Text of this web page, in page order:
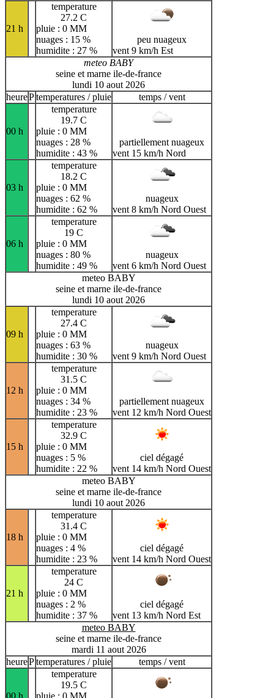
21 h
temperature
27.2 C
pluie : 0 MM
nuages : 15 %
humidite : 27 %
peu nuageux
vent 9 km/h Est
meteo BABY
seine et marne ile-de-france
lundi 10 aout 2026
heurePtemperatures / pluie temps / vent
00 h
temperature
19.7 C
pluie : 0 MM
nuages : 28 %
humidite : 43 %
partiellement nuageux
vent 15 km/h Nord
03 h
temperature
18.2 C
pluie : 0 MM
nuages : 62 %
humidite : 62 %
nuageux
vent 8 km/h Nord Ouest
06 h
temperature
19 C
pluie : 0 MM
nuages : 80 %
humidite : 49 %
nuageux
vent 6 km/h Nord Ouest
meteo BABY
seine et marne ile-de-france
lundi 10 aout 2026
09 h
temperature
27.4 C
pluie : 0 MM
nuages : 63 %
humidite : 30 %
nuageux
vent 9 km/h Nord Ouest
12 h
temperature
31.5 C
pluie : 0 MM
nuages : 34 %
humidite : 23 %
partiellement nuageux
vent 12 km/h Nord Ouest
15 h
temperature
32.9 C
pluie : 0 MM
nuages : 5 %
humidite : 22 %
ciel dégagé
vent 14 km/h Nord Ouest
meteo BABY
seine et marne ile-de-france
lundi 10 aout 2026
18 h
temperature
31.4 C
pluie : 0 MM
nuages : 4 %
humidite : 23 %
ciel dégagé
vent 14 km/h Nord Ouest
21 h
temperature
24 C
pluie : 0 MM
nuages : 2 %
humidite : 37 %
ciel dégagé
vent 13 km/h Nord Est
meteo BABY
seine et marne ile-de-france
mardi 11 aout 2026
heurePtemperatures / pluie temps / vent
00 h
temperature
19.5 C
pluie : 0 MM